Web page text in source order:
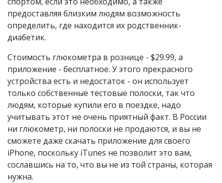
предоставляя близким людям возможность
определить, где находится их родственник-
диабетик.
Стоимость глюкометра в рознице - $29.99, а
приложение - бесплатное. У этого прекрасного
устройства есть и недостаток - он использует
только собственные тестовые полоски, так что
людям, которые купили его в поездке, надо
учитывать этот не очень приятный факт. В России
ни глюкометр, ни полоски не продаются, и вы не
сможете даже скачать приложение для своего
iPhone, поскольку iTunes не позволит это вам,
сославшись на то, что вы не из той страны, которая
нужна.